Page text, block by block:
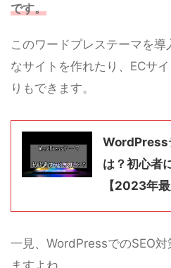
です。
このワードプレステーマを導
なサイトを作れたり、ECサ
りもできます。
WordPress
は？初心者
【2023年最
一見、WordPressでのSEO対
ますよね。